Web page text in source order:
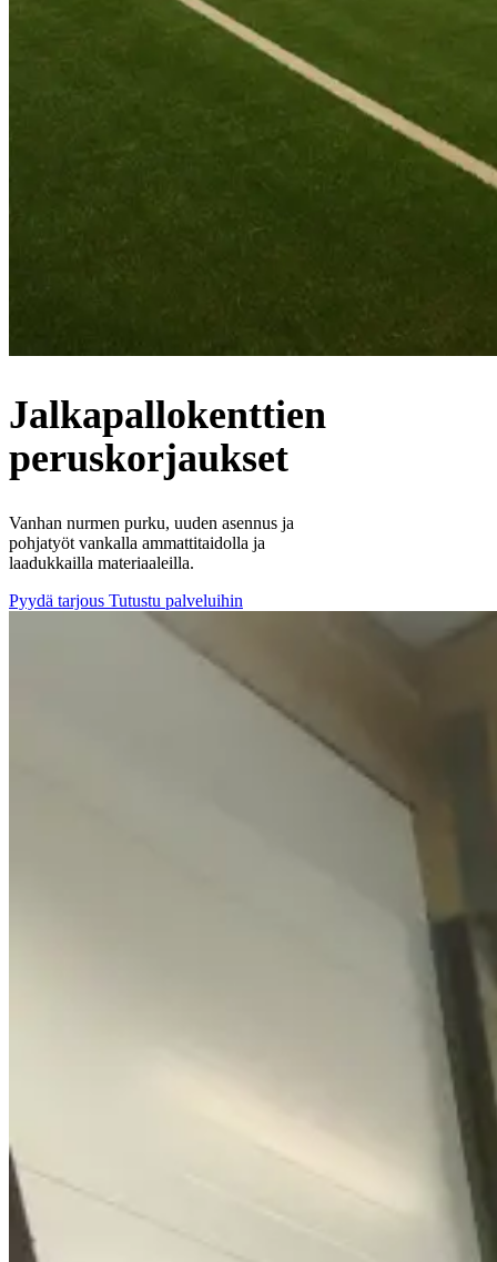
Jalkapallokenttien
peruskorjaukset
Vanhan nurmen purku, uuden asennus ja
pohjatyöt vankalla ammattitaidolla ja
laadukkailla materiaaleilla.
Pyydä tarjous Tutustu palveluihin